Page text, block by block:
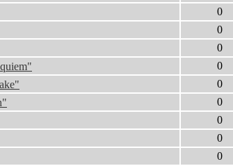
0
0
0
0
0
0
0
0
0